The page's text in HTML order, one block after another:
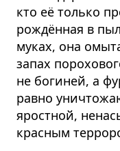
кто её только
рождённая в
муках, она
запах
не богиней, а
равно
яростной,
красным